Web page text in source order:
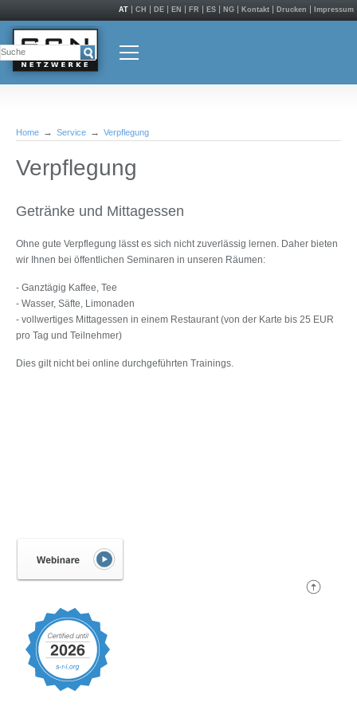
AT CH DE EN FR ES NG Kontakt Drucken Impressum
Home Service Verpflegung
Verpflegung
Getränke und Mittagessen
Ohne gute Verpflegung lässt es sich nicht zuverlässig lernen. Daher bieten
wir Ihnen bei öffentlichen Seminaren in unseren Räumen:
- Ganztägig Kaffee, Tee
- Wasser, Säfte, Limonaden
- vollwertiges Mittagessen in einem Restaurant (von der Karte bis 25 EUR
pro Tag und Teilnehmer)
Dies gilt nicht bei online durchgeführten Trainings.